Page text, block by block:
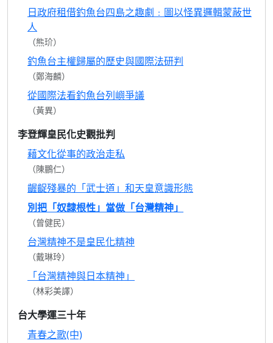
日政府租借釣魚台四島之趣劇﹕圖以怪異邏輯蒙蔽世
人
（熊玠）
釣魚台主權歸屬的歷史與國際法研判
（鄭海麟）
從國際法看釣魚台列嶼爭議
（黃異）
李登輝皇民化史觀批判
藉文化從事的政治走私
（陳鵬仁）
齷齪殘暴的「武士道」和天皇意識形態
別把「奴隸根性」當做「台灣精神」
（曾健民）
台灣精神不是皇民化精神
（戴琳玲）
「台灣精神與日本精神」
（林彩美譯）
台大學運三十年
青春之歌(中)